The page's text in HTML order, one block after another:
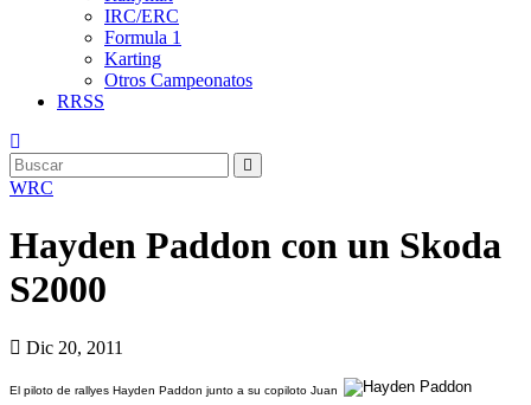
IRC/ERC
Formula 1
Karting
Otros Campeonatos
RRSS
WRC
Hayden Paddon con un Skoda
S2000
Dic 20, 2011
El piloto de rallyes Hayden Paddon junto a su copiloto Juan